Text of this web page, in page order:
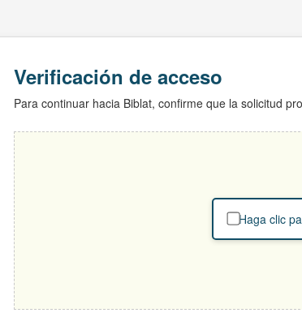
Verificación de acceso
Para continuar hacia Biblat, confirme que la solicitud
Haga clic